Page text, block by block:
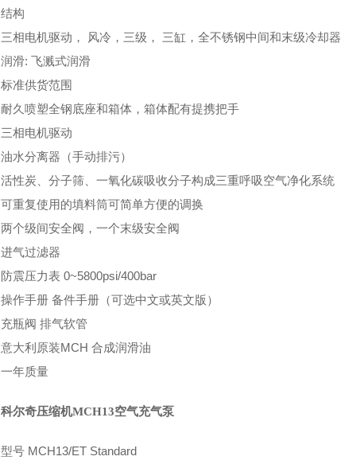
结构
三相电机驱动， 风冷，三级， 三缸，全不锈钢中间和末级冷却器
润滑: 飞溅式润滑
标准供货范围
耐久喷塑全钢底座和箱体，箱体配有提携把手
三相电机驱动
油水分离器（手动排污）
活性炭、分子筛、一氧化碳吸收分子构成三重呼吸空气净化系统
可重复使用的填料筒可简单方便的调换
两个级间安全阀，一个末级安全阀
进气过滤器
防震压力表 0~5800psi/400bar
操作手册 备件手册（可选中文或英文版）
充瓶阀 排气软管
意大利原装MCH 合成润滑油
一年质量
科尔奇压缩机MCH13空气充气泵
型号 MCH13/ET Standard